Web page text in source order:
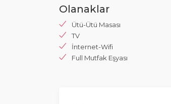
Olanaklar
Ütü-Ütü Masası
TV
İnternet-Wifi
Full Mutfak Eşyası